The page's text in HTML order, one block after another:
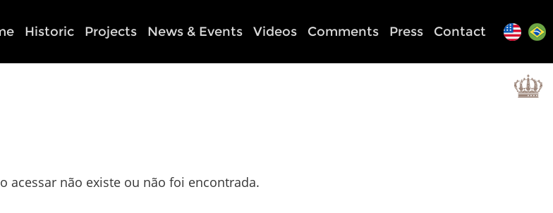
Historic Projects News & Events Videos Comments Press Contact
acessar não existe ou não foi encontrada.